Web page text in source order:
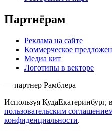
Партнёрам
Реклама на сайте
Коммерческое
Медиа кит
Логотипы в векторе
— партнер Рамблера
Используя КудаЕкатеринбург,
пользовательским
конфиденциальности.